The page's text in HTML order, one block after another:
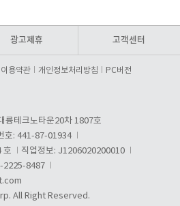
광고제휴 고객센터
용약관 개인정보처리방침 PC버전
륭테크노타운20차 1807호
호: 441-87-01934
호
직업정보: J1206020200010
2225-8487
All Right Reserved.